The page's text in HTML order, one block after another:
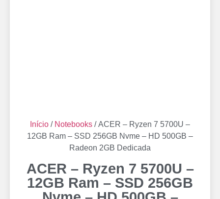
Início / Notebooks / ACER – Ryzen 7 5700U –
12GB Ram – SSD 256GB Nvme – HD 500GB –
Radeon 2GB Dedicada
ACER – Ryzen 7 5700U –
12GB Ram – SSD 256GB